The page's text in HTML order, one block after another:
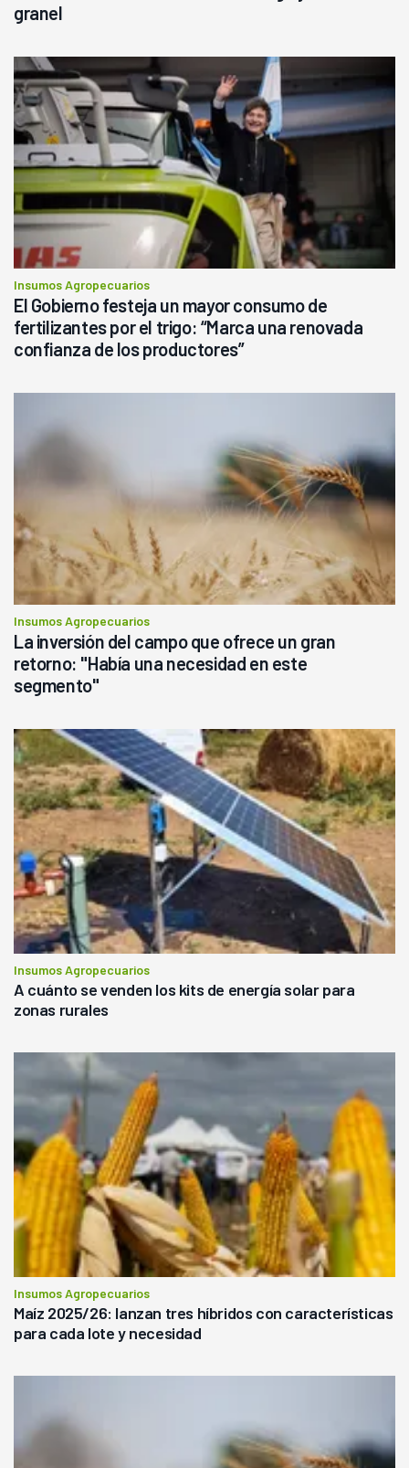
granel
Insumos Agropecuarios
El Gobierno festeja un mayor consumo de
fertilizantes por el trigo: “Marca una renovada
confianza de los productores”
Insumos Agropecuarios
La inversión del campo que ofrece un gran
retorno: "Había una necesidad en este
segmento"
Insumos Agropecuarios
A cuánto se venden los kits de energía solar para
zonas rurales
Insumos Agropecuarios
Maíz 2025/26: lanzan tres híbridos con características
para cada lote y necesidad